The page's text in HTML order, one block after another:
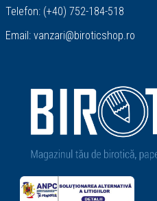
Telefon: (+40) 752-184-518
Email: vanzari@biroticshop.ro